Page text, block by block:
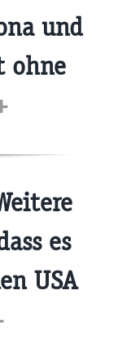
und
ohne
es
USA